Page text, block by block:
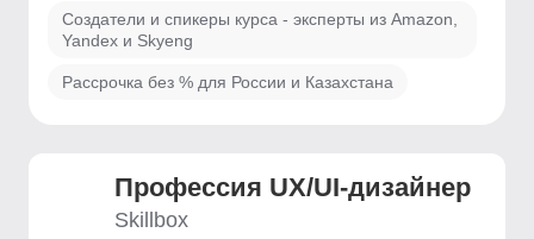
Создатели и спикеры курса - эксперты из Amazon,
Yandex и Skyeng
Рассрочка без % для России и Казахстана
Профессия UX/UI-дизайнер
Skillbox